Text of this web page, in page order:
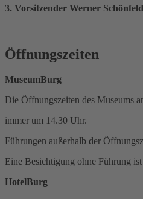
3. Vorsitzender Werner
Öffnungszeiten
MuseumBurg
Die Öffnungszeiten des Museums
immer um 14.30 Uhr.
Führungen außerhalb der
Eine Besichtigung ohne Führung
HotelBurg